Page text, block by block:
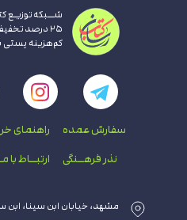
۲۵ درصد
کم‌هزینه پستی
سفارش عمده راهنمای‌
نذر فرهــنگی ارتبــاط با‌
مشهد، خیابان ابن سینا، ابن سینا۳